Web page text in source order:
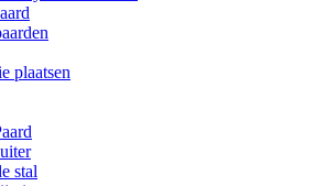
plaatsen
stal